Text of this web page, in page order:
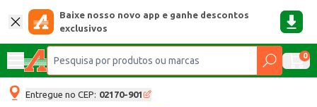
Baixe nosso novo app e ganhe descontos
exclusivos
0
Entregue no CEP: 02170-901